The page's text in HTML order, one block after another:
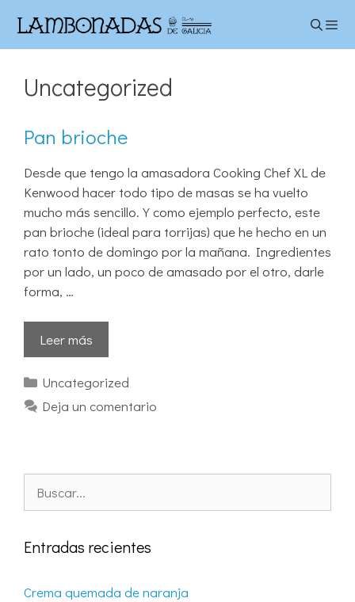
contenido
Uncategorized
Pan brioche
Desde que tengo la amasadora Cooking Chef XL de
Kenwood hacer todo tipo de masas se ha vuelto
mucho más sencillo. Y como ejemplo perfecto, este
pan brioche (ideal para torrijas) que he hecho en un
rato tonto de domingo por la mañana. Ingredientes
por un lado, un poco de amasado por el otro, darle
forma, …
Leer más
Categorías
Uncategorized
Deja un comentario
Entradas recientes
Crema quemada de naranja